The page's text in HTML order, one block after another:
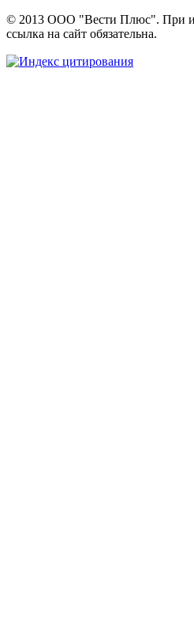
© 2013 ООО "Вести Плюс". При
ссылка на сайт обязательна.